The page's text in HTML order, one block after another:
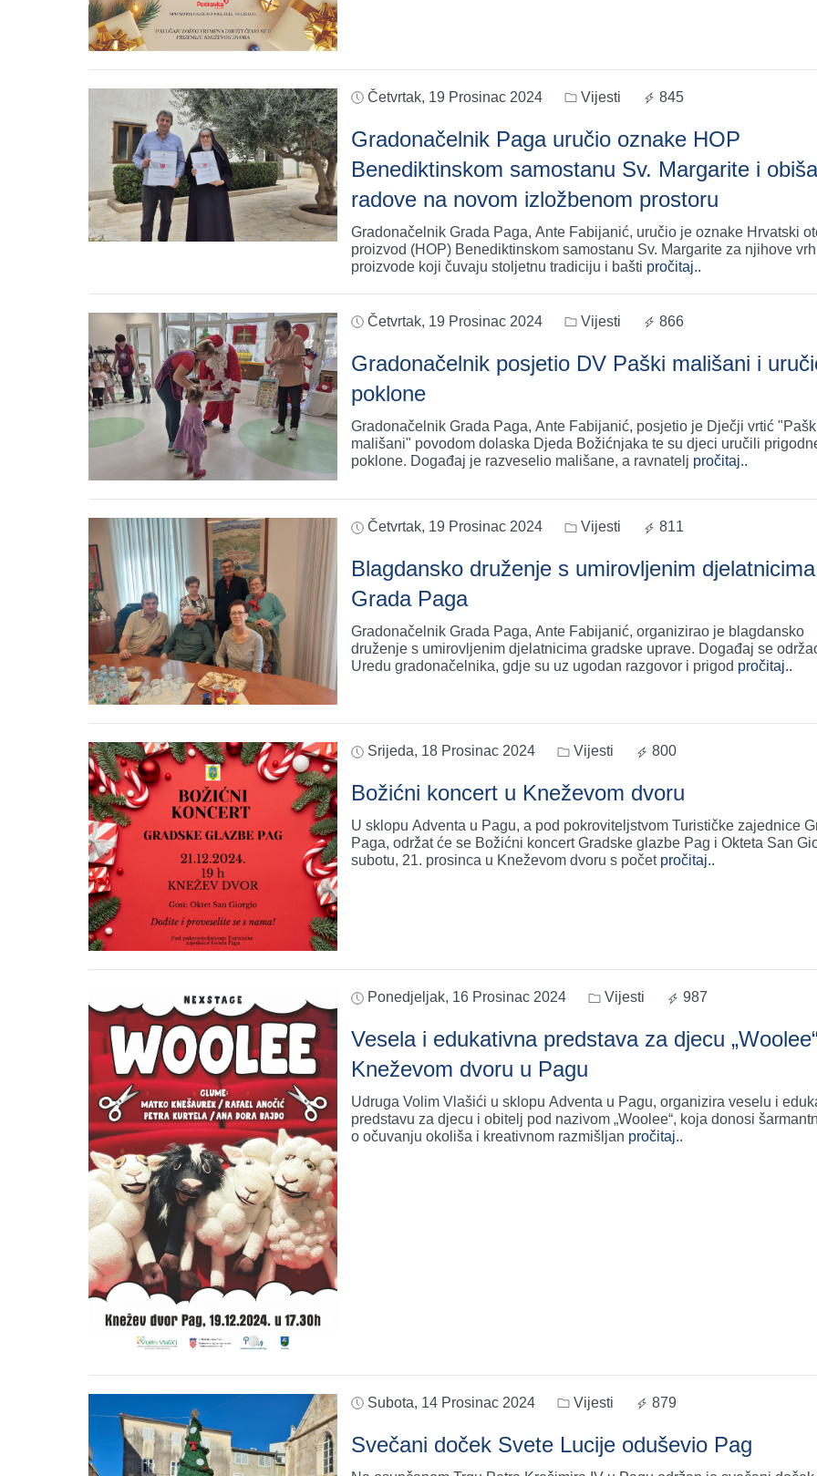
Četvrtak, 19 Prosinac 2024 Vijesti 845
Gradonačelnik Paga uručio oznake HOP
Benediktinskom samostanu Sv. Margarite i
radove na novom izložbenom prostoru
Gradonačelnik Grada Paga, Ante Fabijanić, uručio je oznake Hrvatski
proizvod (HOP) Benediktinskom samostanu Sv. Margarite za njihove
proizvode koji čuvaju stoljetnu tradiciju i bašti pročitaj..
Četvrtak, 19 Prosinac 2024 Vijesti 866
Gradonačelnik posjetio DV Paški mališani i
poklone
Gradonačelnik Grada Paga, Ante Fabijanić, posjetio je Dječji vrtić
mališani" povodom dolaska Djeda Božićnjaka te su djeci uručili
poklone. Događaj je razveselio mališane, a ravnatelj pročitaj..
Četvrtak, 19 Prosinac 2024 Vijesti 811
Blagdansko druženje s umirovljenim djelatnicima
Grada Paga
Gradonačelnik Grada Paga, Ante Fabijanić, organizirao je blagdansko
druženje s umirovljenim djelatnicima gradske uprave. Događaj se
Uredu gradonačelnika, gdje su uz ugodan razgovor i prigod pročitaj..
Srijeda, 18 Prosinac 2024 Vijesti 800
Božićni koncert u Kneževom dvoru
U sklopu Adventa u Pagu, a pod pokroviteljstvom Turističke zajednice
Paga, održat će se Božićni koncert Gradske glazbe Pag i Okteta San
subotu, 21. prosinca u Kneževom dvoru s počet pročitaj..
Ponedjeljak, 16 Prosinac 2024 Vijesti 987
Vesela i edukativna predstava za djecu
Kneževom dvoru u Pagu
Udruga Volim Vlašići u sklopu Adventa u Pagu, organizira veselu i
predstavu za djecu i obitelj pod nazivom „Woolee“, koja donosi
o očuvanju okoliša i kreativnom razmišljan pročitaj..
Subota, 14 Prosinac 2024 Vijesti 879
Svečani doček Svete Lucije oduševio Pag